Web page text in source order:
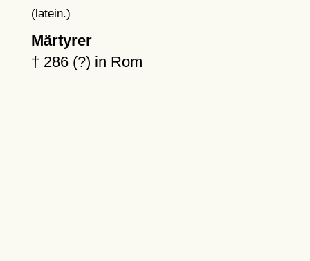
(latein.)
Märtyrer
† 286 (?) in Rom